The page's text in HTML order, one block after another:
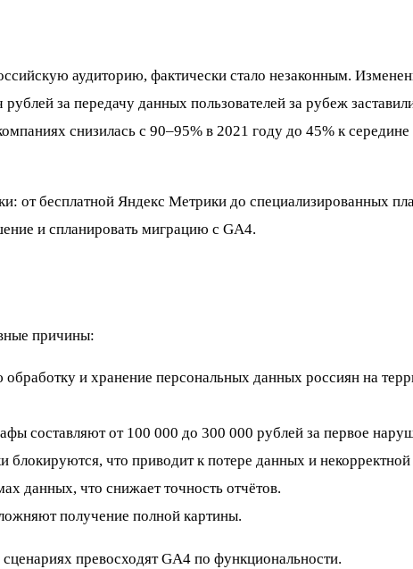
аудиторию, фактически стало незаконным.
за передачу данных пользователей за рубеж
снизилась с 90–95% в 2021 году до 45% к
от бесплатной Яндекс Метрики до специализированных
и спланировать миграцию с GA4.
причины:
и хранение персональных данных россиян на
составляют от 100 000 до 300 000 рублей за первое
что приводит к потере данных и некорректной
данных, что снижает точность отчётов.
получение полной картины.
превосходят GA4 по функциональности.